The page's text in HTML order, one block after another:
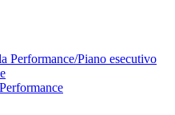
Performance/Piano esecutivo